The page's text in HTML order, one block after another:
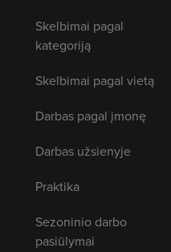
Skelbimai pagal
kategoriją
Skelbimai pagal vietą
Darbas pagal įmonę
Darbas užsienyje
Praktika
Sezoninio darbo
pasiūlymai